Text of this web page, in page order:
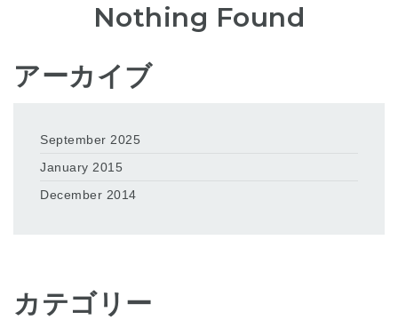
Nothing Found
アーカイブ
September 2025
January 2015
December 2014
カテゴリー